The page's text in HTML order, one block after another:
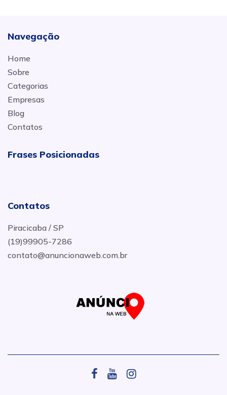
Navegação
Home
Sobre
Categorias
Empresas
Blog
Contatos
Frases Posicionadas
Contatos
Piracicaba / SP
(19)99905-7286
contato@anuncionaweb.com.br